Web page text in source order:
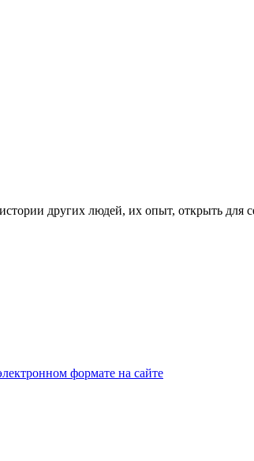
других людей, их опыт, открыть для
формате на сайте